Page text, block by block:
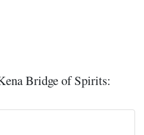
Bridge of Spirits: